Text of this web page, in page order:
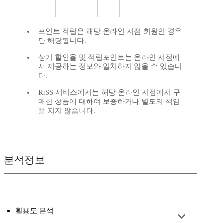
포인트 적립은 해당 온라인 서점 회원인 경우
만 해당됩니다.
상기 할인율 및 적립포인트는 온라인 서점에
서 제공하는 정보와 일치하지 않을 수 있습니
다.
RISS 서비스에서는 해당 온라인 서점에서 구
매한 상품에 대하여 보증하거나 별도의 책임
을 지지 않습니다.
분석정보
활용도 분석